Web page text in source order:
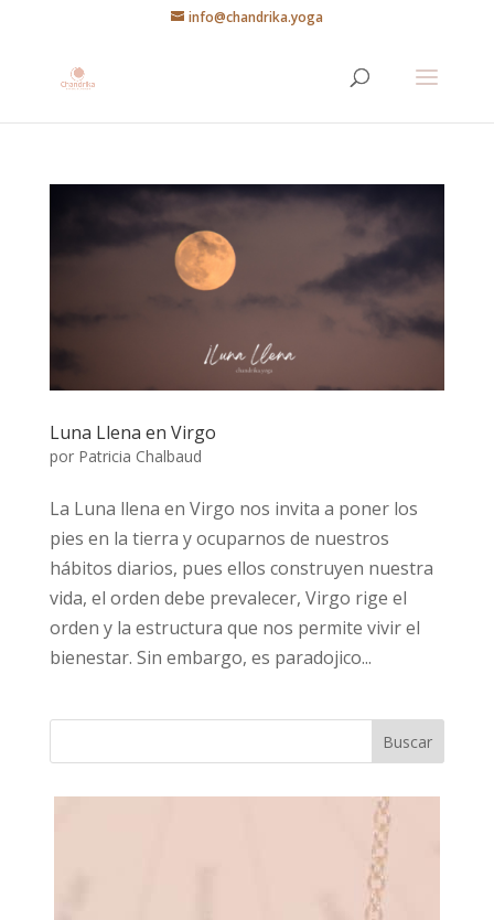
info@chandrika.yoga
Luna Llena en Virgo
por Patricia Chalbaud
La Luna llena en Virgo nos invita a poner los
pies en la tierra y ocuparnos de nuestros
hábitos diarios, pues ellos construyen nuestra
vida, el orden debe prevalecer, Virgo rige el
orden y la estructura que nos permite vivir el
bienestar. Sin embargo, es paradojico...